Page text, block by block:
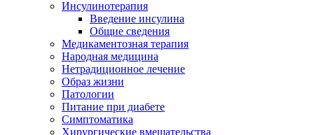
Инсулинотерапия
Введение инсулина
Общие сведения
Медикаментозная терапия
Народная медицина
Нетрадиционное лечение
Образ жизни
Патологии
Питание при диабете
Симптоматика
Хирургические вмешательства